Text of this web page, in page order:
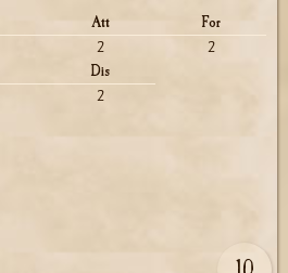
Att
2
For
2
Dis
2